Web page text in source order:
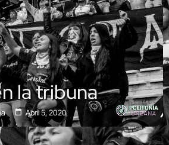
la tribuna
Abril 5, 2020